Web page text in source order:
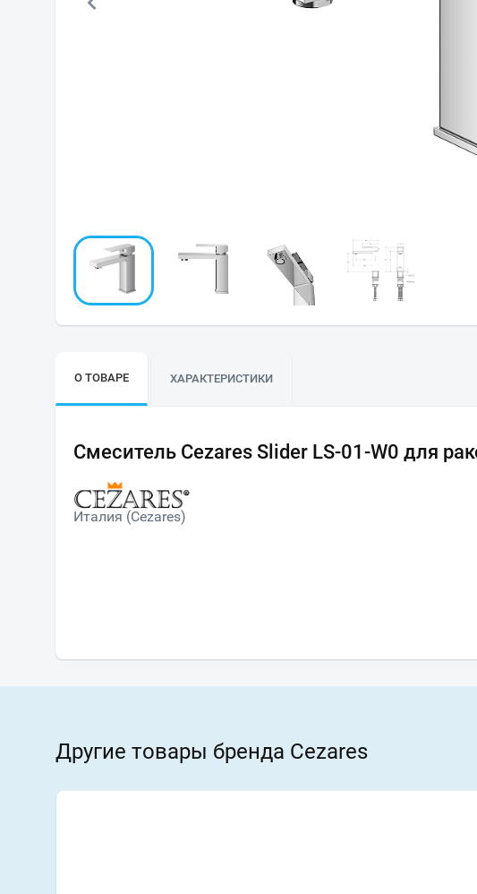
О ТОВАРЕ ХАРАКТЕРИСТИКИ
Смеситель Cezares Slider LS-01-W0 для
Италия (Cezares)
Другие товары бренда Cezares